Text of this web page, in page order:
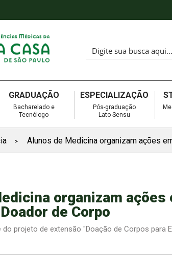
GRADUAÇÃO
Bacharelado e
Tecnólogo
ESPECIALIZAÇÃO
Pós-graduação
Lato Sensu
> Alunos de Medicina organizam ações
organizam ações
de Corpo
projeto de extensão "Doação de Corpos para